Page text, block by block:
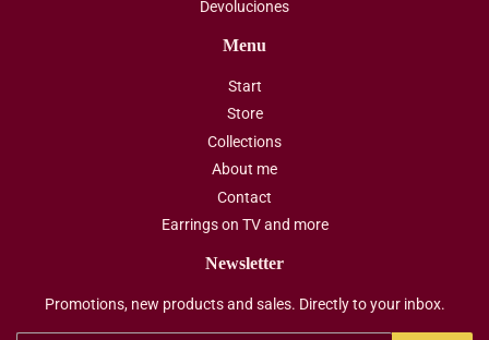
Devoluciones
Menu
Start
Store
Collections
About me
Contact
Earrings on TV and more
Newsletter
Promotions, new products and sales. Directly to your inbox.